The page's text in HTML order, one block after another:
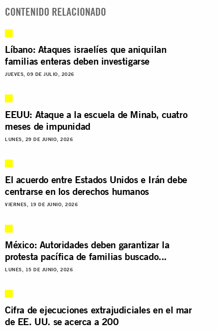
CONTENIDO RELACIONADO
Líbano: Ataques israelíes que aniquilan
familias enteras deben investigarse
JUEVES, 09 DE JULIO, 2026
EEUU: Ataque a la escuela de Minab, cuatro
meses de impunidad
LUNES, 29 DE JUNIO, 2026
El acuerdo entre Estados Unidos e Irán debe
centrarse en los derechos humanos
VIERNES, 19 DE JUNIO, 2026
México: Autoridades deben garantizar la
protesta pacífica de familias buscado...
LUNES, 15 DE JUNIO, 2026
Cifra de ejecuciones extrajudiciales en el mar
de EE. UU. se acerca a 200